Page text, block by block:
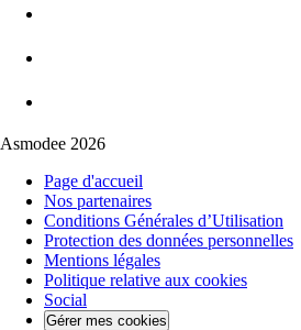
Asmodee 2026
Page d'accueil
Nos partenaires
Conditions Générales d’Utilisation
Protection des données personnelles
Mentions légales
Politique relative aux cookies
Social
Gérer mes cookies